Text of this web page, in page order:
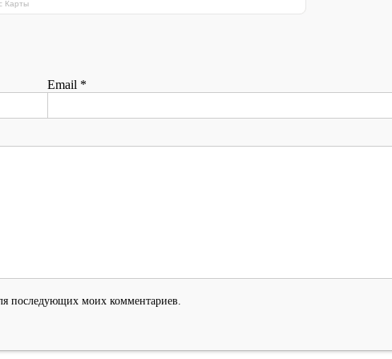
Карты
Email *
последующих моих комментариев.